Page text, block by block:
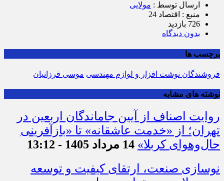
ارسال توسط : مولایی
منبع : اقتصاد 24
726 بازدید
بدون دیدگاه
برچسب ها
فروشندگان نوشت افزار و لوازم مهندسی موسی فرزانیان
نوشته های مشابه
روایت اصناف از آیین جاماندگان اربعین در
تهران؛ از «خدمت عاشقانه» تا «بازآفرینی
حال‌وهوای کربلا» 14 مرداد 1405 - 13:12
نوسازی صنعت، ارتقای کیفیت و توسعه